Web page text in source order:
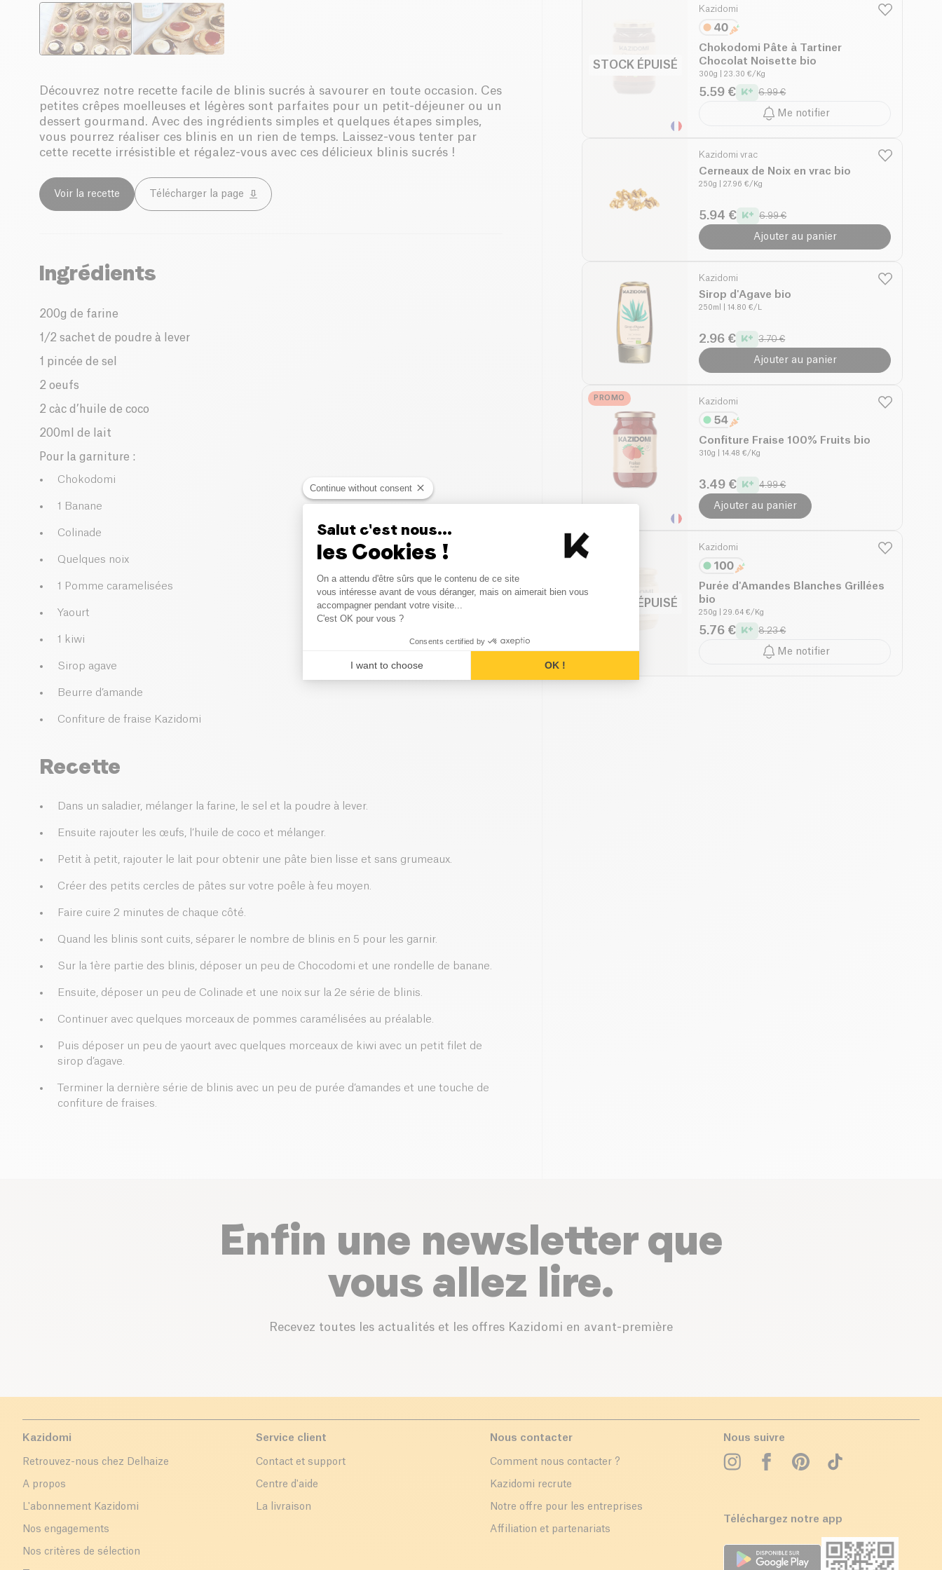
Découvrez notre recette facile de blinis sucrés à savourer en toute occasion. Ces
petites crêpes moelleuses et légères sont parfaites pour un petit-déjeuner ou un
dessert gourmand. Avec des ingrédients simples et quelques étapes simples,
vous pourrez réaliser ces blinis en un rien de temps. Laissez-vous tenter par
cette recette irrésistible et régalez-vous avec ces délicieux blinis sucrés !
Voir la recette Télécharger la page
Ingrédients
200g de farine
1/2 sachet de poudre à lever
1 pincée de sel
2 oeufs
2 càc d’huile de coco
200ml de lait
Pour la garniture :
Chokodomi
1 Banane
Colinade
Quelques noix
1 Pomme caramelisées
Yaourt
1 kiwi
Sirop agave
Beurre d’amande
Confiture de fraise Kazidomi
Recette
Dans un saladier, mélanger la farine, le sel et la poudre à lever.
Ensuite rajouter les œufs, l’huile de coco et mélanger.
Petit à petit, rajouter le lait pour obtenir une pâte bien lisse et sans grumeaux.
Créer des petits cercles de pâtes sur votre poêle à feu moyen.
Faire cuire 2 minutes de chaque côté.
Quand les blinis sont cuits, séparer le nombre de blinis en 5 pour les garnir.
Sur la 1ère partie des blinis, déposer un peu de Chocodomi et une rondelle de banane.
Ensuite, déposer un peu de Colinade et une noix sur la 2e série de blinis.
Continuer avec quelques morceaux de pommes caramélisées au préalable.
Puis déposer un peu de yaourt avec quelques morceaux de kiwi avec un petit filet de
sirop d’agave.
Terminer la dernière série de blinis avec un peu de purée d’amandes et une touche de
confiture de fraises.
STOCK ÉPUISÉ
Kazidomi
Chokodomi Pâte à Tartiner
Chocolat Noisette bio
300g | 23.30 €/Kg
5.59 € 6.99 €
Me notifier
Kazidomi vrac
Cerneaux de Noix en vrac bio
250g | 27.96 €/Kg
5.94 € 6.99 €
Ajouter au panier
Kazidomi
Sirop d'Agave bio
250ml | 14.80 €/L
2.96 € 3.70 €
Ajouter au panier
PROMO Kazidomi
Confiture Fraise 100% Fruits bio
310g | 14.48 €/Kg
3.49 € 4.99 €
Ajouter au panier
STOCK ÉPUISÉ
Kazidomi
Purée d'Amandes Blanches Grillées
bio
250g | 29.64 €/Kg
5.76 € 8.23 €
Me notifier
Enfin une newsletter que
vous allez lire.
Recevez toutes les actualités et les offres Kazidomi en avant-première
Kazidomi
Retrouvez-nous chez Delhaize
A propos
L'abonnement Kazidomi
Nos engagements
Nos critères de sélection
Service client
Contact et support
Centre d'aide
La livraison
Nous contacter
Comment nous contacter ?
Kazidomi recrute
Notre offre pour les entreprises
Affiliation et partenariats
Nous suivre
Téléchargez notre app
Continue without consent
Salut c'est nous...
les Cookies !
Consent Management Platform: Personalize Your Options
On a attendu d'être sûrs que le contenu de ce site
vous intéresse avant de vous déranger, mais on aimerait bien vous
accompagner pendant votre visite...
C'est OK pour vous ?
Consents certified by
I want to choose OK !
Axeptio consent